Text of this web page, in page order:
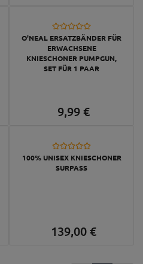
O'NEAL ERSATZBÄNDER FÜR
ERWACHSENE
KNIESCHONER PUMPGUN,
SET FÜR 1 PAAR
9,99 €
100% UNISEX KNIESCHONER
SURPASS
139,00 €